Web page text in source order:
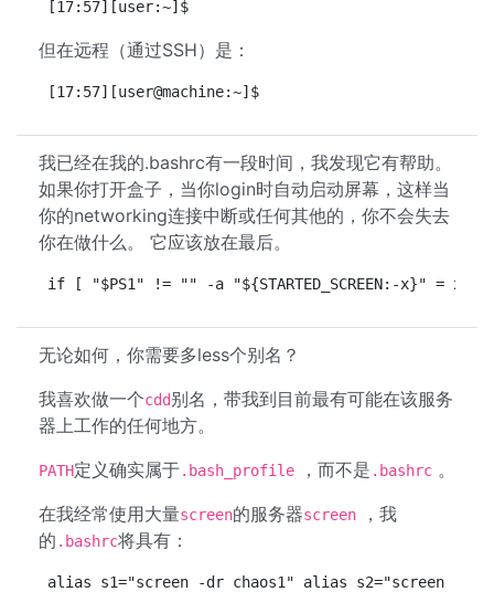
[17:57][user:~]$
但在远程（通过SSH）是：
[17:57][user@machine:~]$
我已经在我的.bashrc有一段时间，我发现它有帮助。
如果你打开盒子，当你login时自动启动屏幕，这样当
你的networking连接中断或任何其他的，你不会失去
你在做什么。 它应该放在最后。
if [ "$PS1" != "" -a "${STARTED_SCREEN:-x}" = x -
无论如何，你需要多less个别名？
我喜欢做一个cdd别名，带我到目前最有可能在该服务
器上工作的任何地方。
PATH定义确实属于.bash_profile ，而不是 .bashrc 。
在我经常使用大量screen的服务器screen
，我
的 .bashrc将具有：
alias s1="screen -dr chaos1" alias s2="screen -